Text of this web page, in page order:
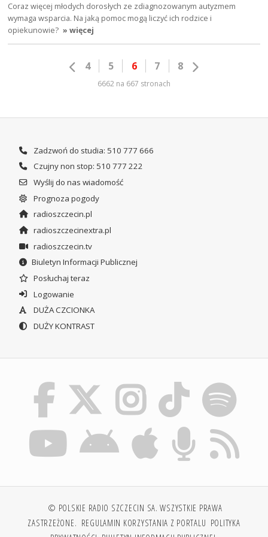
Coraz więcej młodych dorosłych ze zdiagnozowanym autyzmem
wymaga wsparcia. Na jaką pomoc mogą liczyć ich rodzice i
opiekunowie? » więcej
4 5 6 7 8
6662 na 667 stronach
Zadzwoń do studia: 510 777 666
Czujny non stop: 510 777 222
Wyślij do nas wiadomość
Prognoza pogody
radioszczecin.pl
radioszczecinextra.pl
radioszczecin.tv
Biuletyn Informacji Publicznej
Posłuchaj teraz
Logowanie
DUŻA CZCIONKA
DUŻY KONTRAST
© POLSKIE RADIO SZCZECIN SA. WSZYSTKIE PRAWA
ZASTRZEŻONE. REGULAMIN KORZYSTANIA Z PORTALU POLITYKA